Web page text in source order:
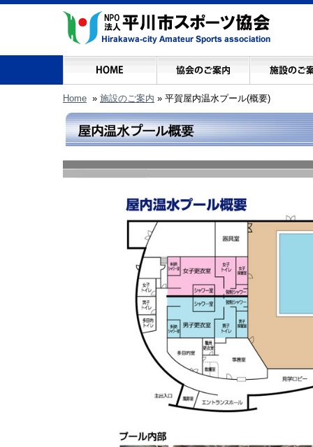
Home » 施設のご案内 » 平賀屋内温水プール(概要)